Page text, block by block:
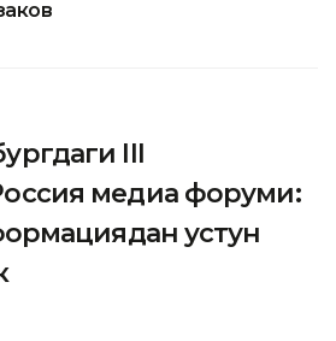
III
медиа форуми:
устун